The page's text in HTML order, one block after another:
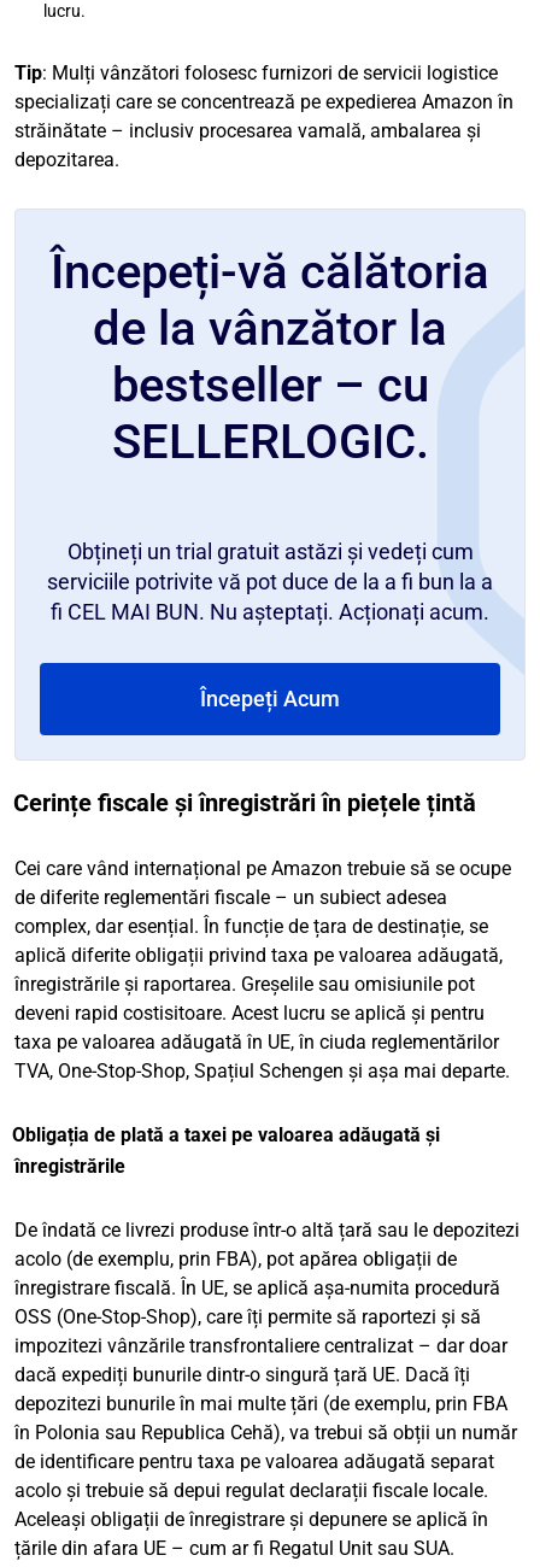
lucru.
Tip: Mulți vânzători folosesc furnizori de servicii logistice
specializați care se concentrează pe expedierea Amazon în
străinătate – inclusiv procesarea vamală, ambalarea și
depozitarea.
Începeți-vă călătoria
de la vânzător la
bestseller – cu
SELLERLOGIC.
Obțineți un trial gratuit astăzi și vedeți cum
serviciile potrivite vă pot duce de la a fi bun la a
fi CEL MAI BUN. Nu așteptați. Acționați acum.
Începeți Acum
Cerințe fiscale și înregistrări în piețele țintă
Cei care vând internațional pe Amazon trebuie să se ocupe
de diferite reglementări fiscale – un subiect adesea
complex, dar esențial. În funcție de țara de destinație, se
aplică diferite obligații privind taxa pe valoarea adăugată,
înregistrările și raportarea. Greșelile sau omisiunile pot
deveni rapid costisitoare. Acest lucru se aplică și pentru
taxa pe valoarea adăugată în UE, în ciuda reglementărilor
TVA, One-Stop-Shop, Spațiul Schengen și așa mai departe.
Obligația de plată a taxei pe valoarea adăugată și
înregistrările
De îndată ce livrezi produse într-o altă țară sau le depozitezi
acolo (de exemplu, prin FBA), pot apărea obligații de
înregistrare fiscală. În UE, se aplică așa-numita procedură
OSS (One-Stop-Shop), care îți permite să raportezi și să
impozitezi vânzările transfrontaliere centralizat – dar doar
dacă expediți bunurile dintr-o singură țară UE. Dacă îți
depozitezi bunurile în mai multe țări (de exemplu, prin FBA
în Polonia sau Republica Cehă), va trebui să obții un număr
de identificare pentru taxa pe valoarea adăugată separat
acolo și trebuie să depui regulat declarații fiscale locale.
Aceleași obligații de înregistrare și depunere se aplică în
țările din afara UE – cum ar fi Regatul Unit sau SUA.